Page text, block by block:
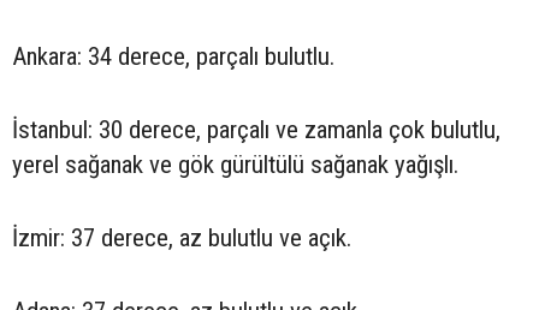
Ankara: 34 derece, parçalı bulutlu.
İstanbul: 30 derece, parçalı ve zamanla çok bulutlu,
yerel sağanak ve gök gürültülü sağanak yağışlı.
İzmir: 37 derece, az bulutlu ve açık.